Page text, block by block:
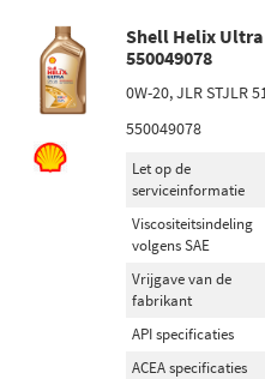
Shell Helix Ultra
550049078
0W-20, JLR STJLR
550049078
Let op de
serviceinformatie
Viscositeitsindeling
volgens SAE
Vrijgave van de
fabrikant
API specificaties
ACEA specificaties